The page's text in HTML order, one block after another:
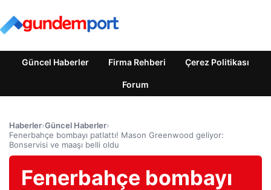
Güncel Haberler Firma Rehberi Çerez Politikası
Forum
Haberler›Güncel Haberler›
Fenerbahçe bombayı patlattı! Mason Greenwood geliyor:
Bonservisi ve maaşı belli oldu
Fenerbahçe bombayı